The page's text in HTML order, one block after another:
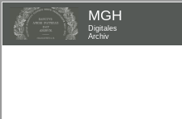
MGH
Digitales
Archiv